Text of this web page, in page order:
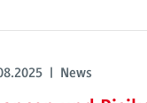
| News